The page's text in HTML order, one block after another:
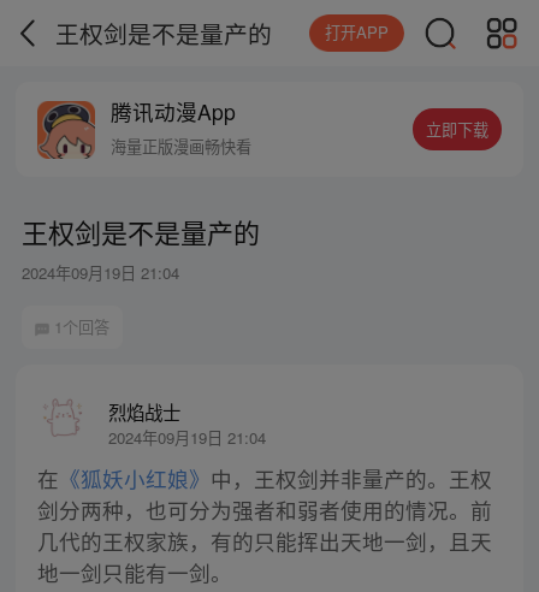
王权剑是不是量产的 打开APP
腾讯动漫App
海量正版漫画畅快看
立即下载
王权剑是不是量产的
2024年09月19日 21:04
1个回答
烈焰战士
2024年09月19日 21:04
在 《狐妖小红娘》 中，王权剑并非量产的。王权
剑分两种，也可分为强者和弱者使用的情况。前
几代的王权家族，有的只能挥出天地一剑，且天
地一剑只能有一剑。